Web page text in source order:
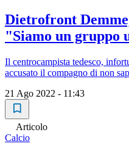
Dietrofront
"Siamo un gruppo
Il centrocampista tedesco,
accusato il compagno di non
21 Ago 2022 - 11:43
Articolo
Calcio